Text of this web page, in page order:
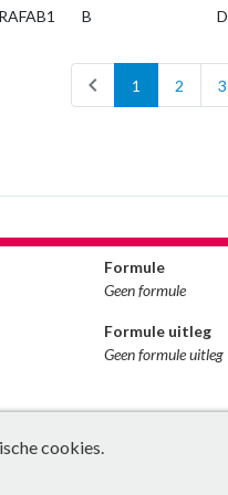
B D
chevron_left 1 2 3
Formule
Geen formule
Formule uitleg
Geen formule uitleg
cookies.